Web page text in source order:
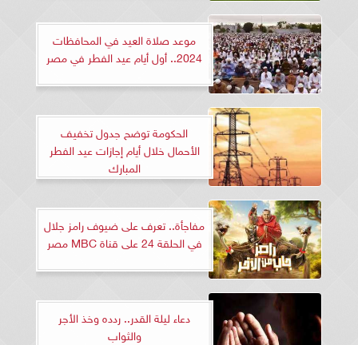
موعد صلاة العيد في المحافظات
2024.. أول أيام عيد الفطر في مصر
الحكومة توضح جدول تخفيف
الأحمال خلال أيام إجازات عيد الفطر
المبارك
مفاجأة.. تعرف على ضيوف رامز جلال
في الحلقة 24 على قناة MBC مصر
دعاء ليلة القدر.. ردده وخذ الأجر
والثواب